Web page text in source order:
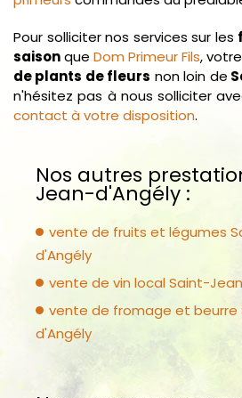
Pour solliciter nos services sur les
saisonque Dom Primeur Fils,
de plants de fleurs non loin de
n'hésitez pas à nous solliciter
contact à votre disposition.
Nos autres
Jean-d'Angély :
vente de fruits et légumes
d'Angély
vente de vin local Saint-
vente de fromage et
d'Angély